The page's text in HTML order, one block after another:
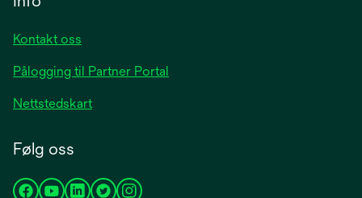
Kontakt oss
Pålogging til Partner Portal
Nettstedskart
Følg oss